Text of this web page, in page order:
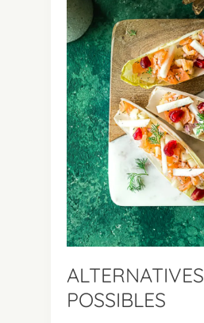
ALTERNATIVES
POSSIBLES